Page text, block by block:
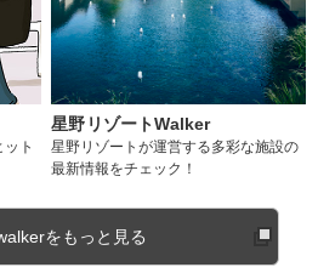
ト
星野リゾートWalker
星野リゾートが運営する多彩な施設の
最新情報をチェック！
をもっと見る